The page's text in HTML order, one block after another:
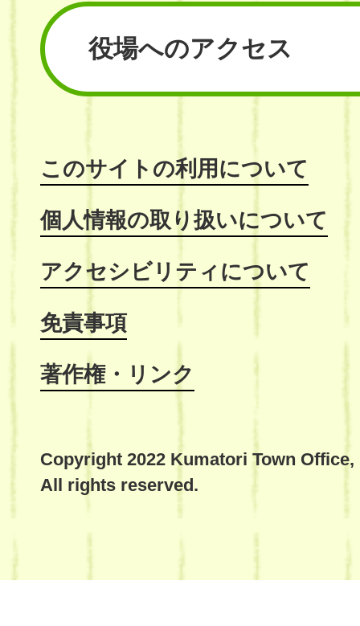
役場へのアクセス
このサイトの利用について
個人情報の取り扱いについて
アクセシビリティについて
免責事項
著作権・リンク
Copyright 2022 Kumatori Town Office,
All rights reserved.